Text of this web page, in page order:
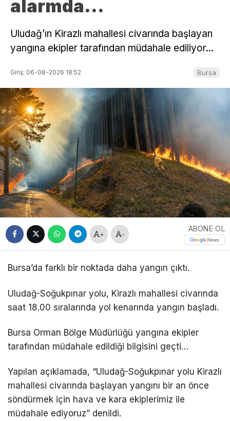
alarmda…
Uludağ’ın Kirazlı mahallesi civarında başlayan
yangına ekipler tarafından müdahale ediliyor…
Giriş: 06-08-2026 18:52 Bursa
+ -
ABONE OL
Bursa’da farklı bir noktada daha yangın çıktı.
Uludağ-Soğukpınar yolu, Kirazlı mahallesi civarında
saat 18.00 sıralarında yol kenarında yangın başladı.
Bursa Orman Bölge Müdürlüğü yangına ekipler
tarafından müdahale edildiği bilgisini geçti…
Yapılan açıklamada, “Uludağ-Soğukpınar yolu Kirazlı
mahallesi civarında başlayan yangını bir an önce
söndürmek için hava ve kara ekiplerimiz ile
müdahale ediyoruz” denildi.